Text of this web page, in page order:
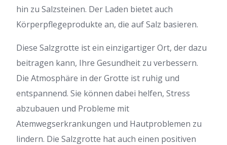
hin zu Salzsteinen. Der Laden bietet auch
Körperpflegeprodukte an, die auf Salz basieren.
Diese Salzgrotte ist ein einzigartiger Ort, der dazu
beitragen kann, Ihre Gesundheit zu verbessern.
Die Atmosphäre in der Grotte ist ruhig und
entspannend. Sie können dabei helfen, Stress
abzubauen und Probleme mit
Atemwegserkrankungen und Hautproblemen zu
lindern. Die Salzgrotte hat auch einen positiven